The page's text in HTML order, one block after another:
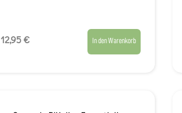
12,95 € In den Warenkorb